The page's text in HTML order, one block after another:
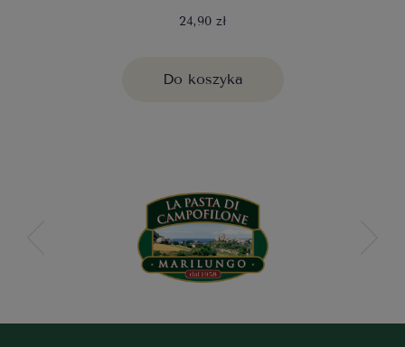
24,90 zł
Do koszyka